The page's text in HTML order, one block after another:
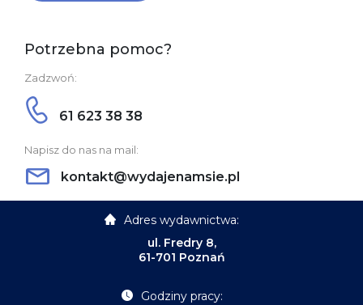
Potrzebna pomoc?
Zadzwoń:
61 623 38 38
Napisz do nas na mail:
kontakt@wydajenamsie.pl
Adres wydawnictwa:
ul. Fredry 8,
61-701 Poznań
Godziny pracy: